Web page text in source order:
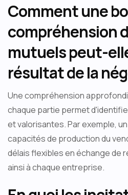
Comment une
compréhension
mutuels peut-
résultat de la
Une compréhension
chaque partie permet
et valorisantes. Par exemple,
capacités de production du
délais flexibles en échange de
ainsi à chaque entreprise.